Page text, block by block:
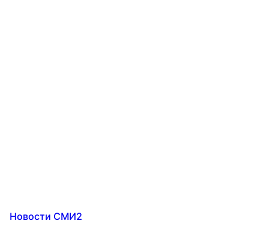
Новости СМИ2